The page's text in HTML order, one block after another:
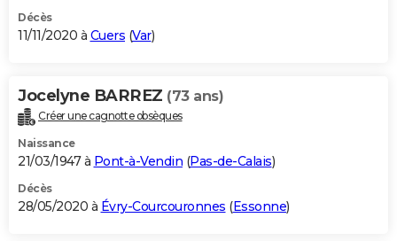
Décès
11/11/2020 à Cuers (Var)
Jocelyne BARREZ (73 ans)
Créer une cagnotte obsèques
Naissance
21/03/1947 à Pont-à-Vendin (Pas-de-Calais)
Décès
28/05/2020 à Évry-Courcouronnes (Essonne)